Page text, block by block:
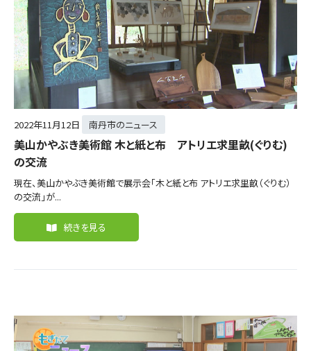
2022年11月12日 南丹市のニュース
美山かやぶき美術館 木と紙と布 アトリエ求里畝(ぐりむ)
の交流
現在、美山かやぶき美術館で展示会「木と紙と布 アトリエ求里畝（ぐりむ）
の交流」が...
続きを見る